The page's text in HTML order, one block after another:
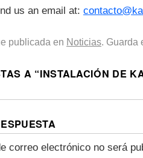
us an email at:
publicada en Noticias .
A “INSTALACIÓN DE
correo electrónico no será